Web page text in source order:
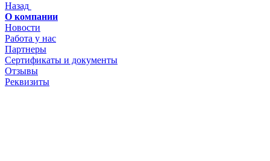
Назад
О компании
Новости
Работа у нас
Партнеры
Сертификаты и документы
Отзывы
Реквизиты